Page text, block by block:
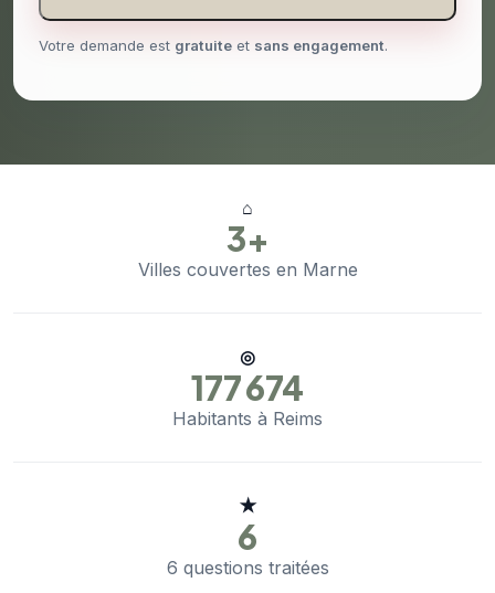
Votre demande est gratuite et sans engagement.
⌂
3+
Villes couvertes en Marne
◎
177 674
Habitants à Reims
★
6
6 questions traitées